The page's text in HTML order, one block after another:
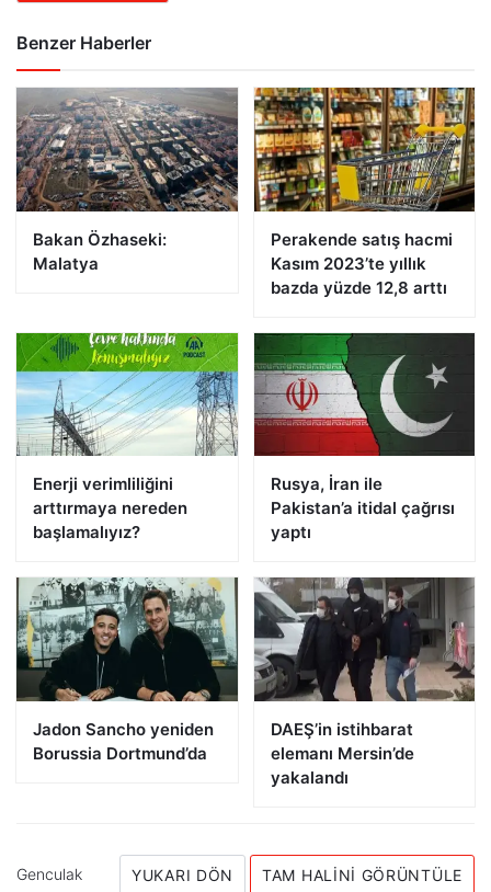
Benzer Haberler
Bakan Özhaseki:
Malatya
Perakende satış hacmi
Kasım 2023’te yıllık
bazda yüzde 12,8 arttı
Enerji verimliliğini
arttırmaya nereden
başlamalıyız?
Rusya, İran ile
Pakistan’a itidal çağrısı
yaptı
Jadon Sancho yeniden
Borussia Dortmund’da
DAEŞ’in istihbarat
elemanı Mersin’de
yakalandı
Genculak YUKARI DÖN TAM HALINI GÖRÜNTÜLE